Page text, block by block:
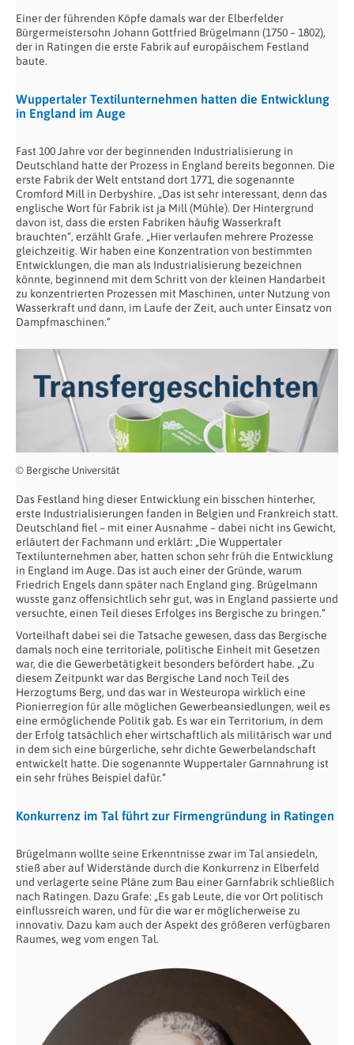
Einer der führenden Köpfe damals war der Elberfelder
Bürgermeistersohn Johann Gottfried Brügelmann (1750 – 1802),
der in Ratingen die erste Fabrik auf europäischem Festland
baute.
Wuppertaler Textilunternehmen hatten die Entwicklung
in England im Auge
Fast 100 Jahre vor der beginnenden Industrialisierung in
Deutschland hatte der Prozess in England bereits begonnen. Die
erste Fabrik der Welt entstand dort 1771, die sogenannte
Cromford Mill in Derbyshire. „Das ist sehr interessant, denn das
englische Wort für Fabrik ist ja Mill (Mühle). Der Hintergrund
davon ist, dass die ersten Fabriken häufig Wasserkraft
brauchten“, erzählt Grafe. „Hier verlaufen mehrere Prozesse
gleichzeitig. Wir haben eine Konzentration von bestimmten
Entwicklungen, die man als Industrialisierung bezeichnen
könnte, beginnend mit dem Schritt von der kleinen Handarbeit
zu konzentrierten Prozessen mit Maschinen, unter Nutzung von
Wasserkraft und dann, im Laufe der Zeit, auch unter Einsatz von
Dampfmaschinen.“
© Bergische Universität
Das Festland hing dieser Entwicklung ein bisschen hinterher,
erste Industrialisierungen fanden in Belgien und Frankreich statt.
Deutschland fiel – mit einer Ausnahme – dabei nicht ins Gewicht,
erläutert der Fachmann und erklärt: „Die Wuppertaler
Textilunternehmen aber, hatten schon sehr früh die Entwicklung
in England im Auge. Das ist auch einer der Gründe, warum
Friedrich Engels dann später nach England ging. Brügelmann
wusste ganz offensichtlich sehr gut, was in England passierte und
versuchte, einen Teil dieses Erfolges ins Bergische zu bringen.“
Vorteilhaft dabei sei die Tatsache gewesen, dass das Bergische
damals noch eine territoriale, politische Einheit mit Gesetzen
war, die die Gewerbetätigkeit besonders befördert habe. „Zu
diesem Zeitpunkt war das Bergische Land noch Teil des
Herzogtums Berg, und das war in Westeuropa wirklich eine
Pionierregion für alle möglichen Gewerbeansiedlungen, weil es
eine ermöglichende Politik gab. Es war ein Territorium, in dem
der Erfolg tatsächlich eher wirtschaftlich als militärisch war und
in dem sich eine bürgerliche, sehr dichte Gewerbelandschaft
entwickelt hatte. Die sogenannte Wuppertaler Garnnahrung ist
ein sehr frühes Beispiel dafür.“
Konkurrenz im Tal führt zur Firmengründung in Ratingen
Brügelmann wollte seine Erkenntnisse zwar im Tal ansiedeln,
stieß aber auf Widerstände durch die Konkurrenz in Elberfeld
und verlagerte seine Pläne zum Bau einer Garnfabrik schließlich
nach Ratingen. Dazu Grafe: „Es gab Leute, die vor Ort politisch
einflussreich waren, und für die war er möglicherweise zu
innovativ. Dazu kam auch der Aspekt des größeren verfügbaren
Raumes, weg vom engen Tal.